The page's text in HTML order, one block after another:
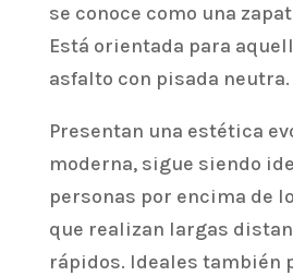
se conoce como una
Está orientada para
asfalto con pisada neutra.
Presentan una estética
moderna, sigue siendo
personas por encima de
que realizan largas
rápidos. Ideales también